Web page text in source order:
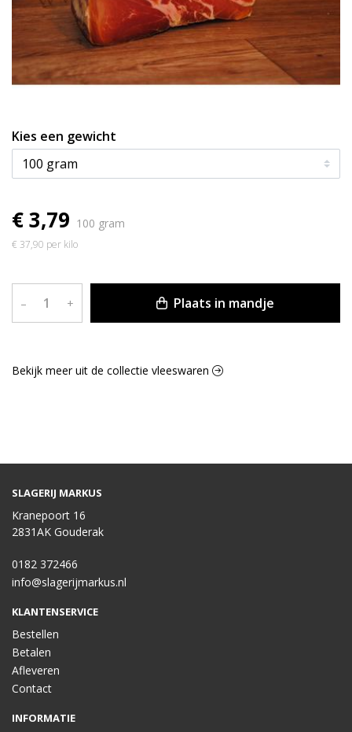
Kies een gewicht
€ 3,79 100 gram
€ 37,90 per kilo
– + Plaats in mandje
Bekijk meer uit de collectie vleeswaren
SLAGERIJ MARKUS
Kranepoort 16
2831AK Gouderak
0182 372466
info@slagerijmarkus.nl
KLANTENSERVICE
Bestellen
Betalen
Afleveren
Contact
INFORMATIE